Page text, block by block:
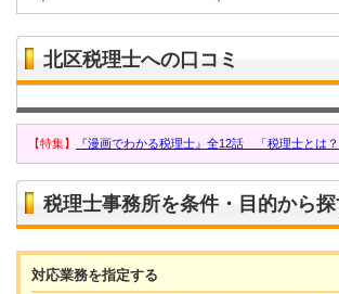
北区税理士への口コミ
【特集】 『漫画でわかる税理士』全12話 「税理士とは
税理士事務所を条件・目的から
対応業務を指定する